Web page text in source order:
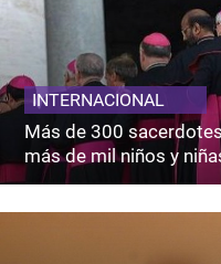
INTERNACIONAL
Más de 300
más de mil niños y